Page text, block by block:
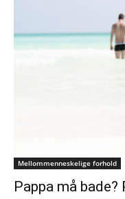
Mellommenneskelige forhold
Pappa må